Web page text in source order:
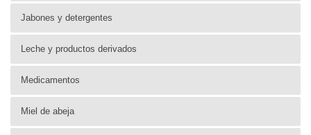
Jabones y detergentes
Leche y productos derivados
Medicamentos
Miel de abeja